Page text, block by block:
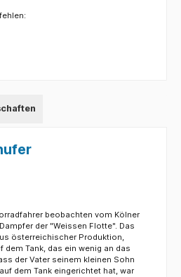
beobachten vom Kölner
der "Weissen Flotte". Das
österreichischer Produktion,
dem Tank, das ein wenig an das
der Vater seinem kleinen Sohn
dem Tank eingerichtet hat, war